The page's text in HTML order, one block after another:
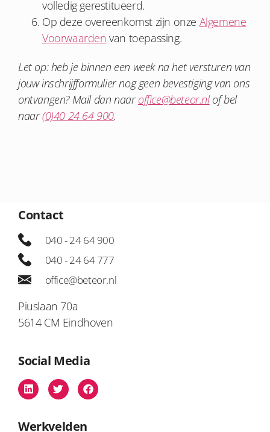
volledig gerestitueerd.
Op deze overeenkomst zijn onze Algemene
Voorwaarden van toepassing.
Let op: heb je binnen een week na het versturen van
jouw inschrijfformulier nog geen bevestiging van ons
ontvangen? Mail dan naaroffice@beteor.nlof bel
naar(0)40 24 64 900.
Contact
040 - 24 64 900
040 - 24 64 777
office@beteor.nl
Piuslaan 70a
5614 CM Eindhoven
Social Media
Werkvelden